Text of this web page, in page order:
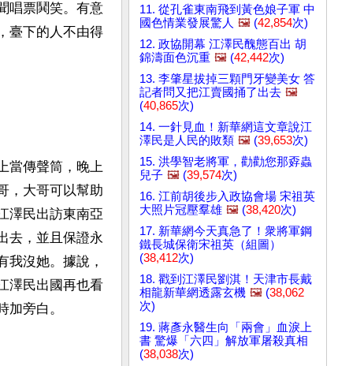
唱票鬨笑。有意
臺下的人不由得
當傳聲筒，晚上
，大哥可以幫助
澤民出訪東南亞
去，並且保證永
我沒她。據說，
澤民出國再也看
旁白。
11. 從孔雀東南飛到黃色娘子軍 中
國色情業發展驚人 🖼️ (42,854次)
12. 政協開幕 江澤民醜態百出 胡
錦濤面色沉重 🖼️ (42,442次)
13. 李肇星拔掉三顆門牙變美女 答
記者問又把江賣國捅了出去 🖼️
(40,865次)
14. 一針見血！新華網這文章說江
澤民是人民的敗類 🖼️ (39,653次)
15. 洪學智老將軍，勸勸您那孬蟲
兒子 🖼️ (39,574次)
16. 江前胡後步入政協會場 宋祖英
大照片冠壓羣雄 🖼️ (38,420次)
17. 新華網今天真急了！衆將軍鋼
鐵長城保衛宋祖英（組圖）
(38,412次)
18. 戳到江澤民劉淇！天津市長戴
相龍新華網透露玄機 🖼️ (38,062
次)
19. 蔣彥永醫生向「兩會」血淚上
書 驚爆「六四」解放軍屠殺真相
(38,038次)